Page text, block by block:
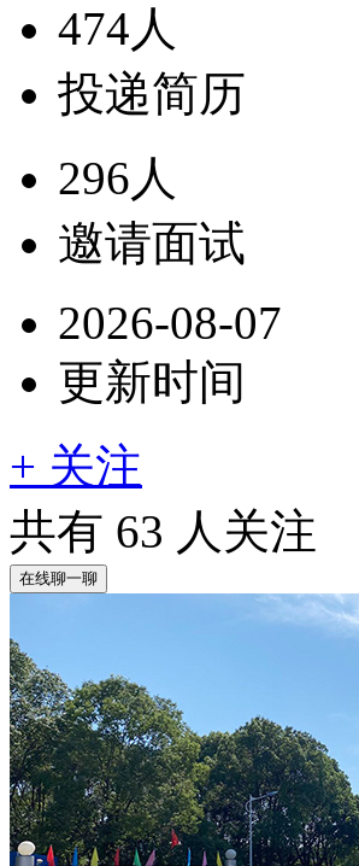
474人
投递简历
296人
邀请面试
2026-08-07
更新时间
+ 关注
共有 63 人关注
在线聊一聊